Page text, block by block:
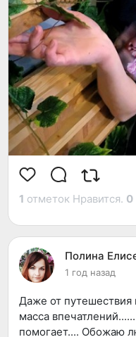
1 отметок Нравится. 0
Полина
1 год назад
Даже от путешествия
масса
помогает.... Обожаю